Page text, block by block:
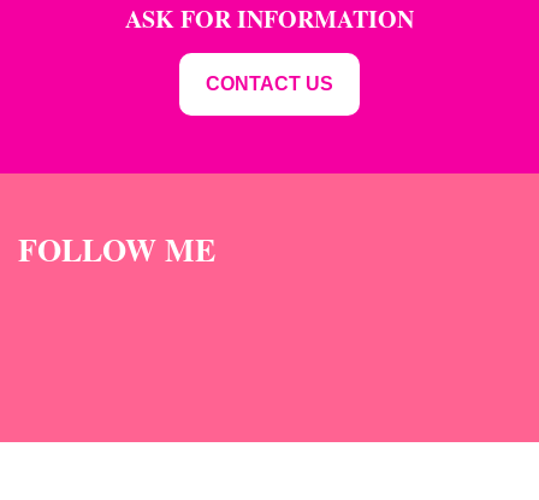
ASK FOR INFORMATION
CONTACT US
FOLLOW ME